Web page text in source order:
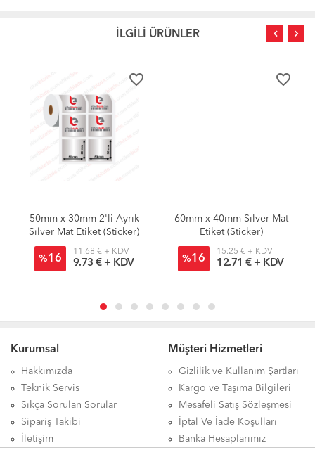
İLGİLİ ÜRÜNLER
favorite_border
50mm x 30mm 2'li Ayrık
Sılver Mat Etiket (Sticker)
%16
11.68 € + KDV
9.73 € + KDV
favorite_border
60mm x 40mm Sılver Mat
Etiket (Sticker)
%16
15.25 € + KDV
12.71 € + KDV
Kurumsal
Hakkımızda
Teknik Servis
Sıkça Sorulan Sorular
Sipariş Takibi
İletişim
Müşteri Hizmetleri
Gizlilik ve Kullanım Şartları
Kargo ve Taşıma Bilgileri
Mesafeli Satış Sözleşmesi
İptal Ve İade Koşulları
Banka Hesaplarımız